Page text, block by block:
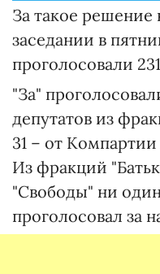
За такое решение
заседании в
проголосовали
"За"
депутатов из
31 – от
Из фракций
"Свободы" ни
проголосовал за